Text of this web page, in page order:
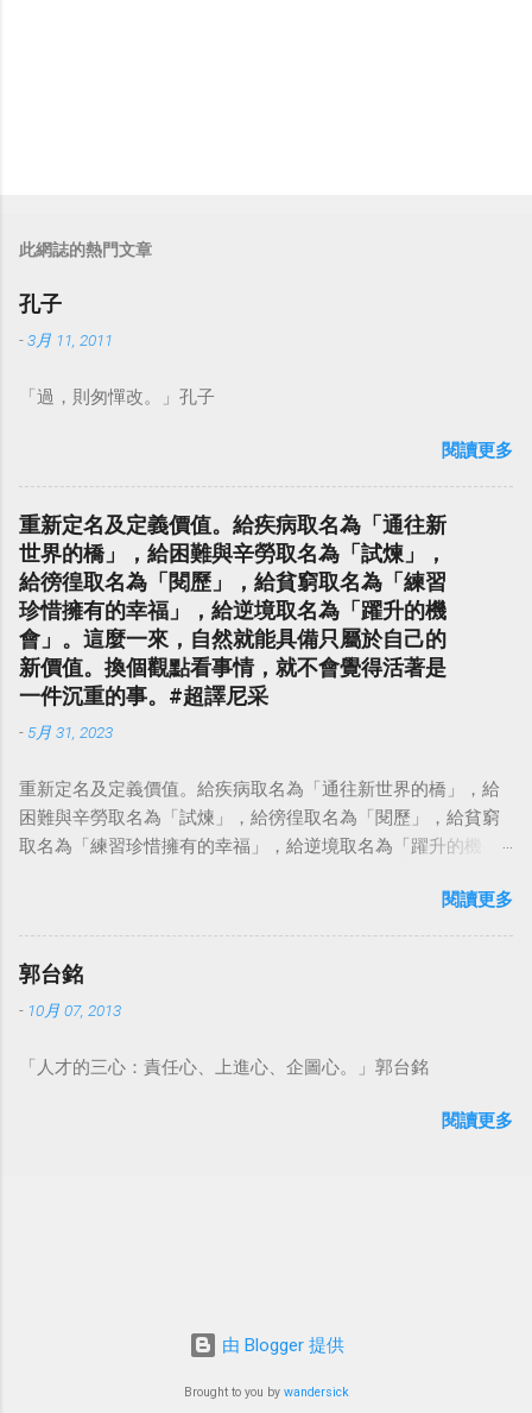
此網誌的熱門文章
孔子
-3月 11, 2011
「過，則匆憚改。」孔子
閱讀更多
重新定名及定義價值。給疾病取名為「通往新
世界的橋」，給困難與辛勞取名為「試煉」，
給徬徨取名為「閱歷」，給貧窮取名為「練習
珍惜擁有的幸福」，給逆境取名為「躍升的機
會」。這麼一來，自然就能具備只屬於自己的
新價值。換個觀點看事情，就不會覺得活著是
一件沉重的事。#超譯尼采
- 5月 31, 2023
重新定名及定義價值。給疾病取名為「通往新世界的橋」，給
困難與辛勞取名為「試煉」，給徬徨取名為「閱歷」，給貧窮
取名為「練習珍惜擁有的幸福」，給逆境取名為「躍升的機
點看事情，就不會覺得活著是一件沉重的事。#超譯尼采 — 中
華名言 - Chinese Quotes (@chinese_quotes) May 23, 2023
閱讀更多
郭台銘
- 10月 07, 2013
「人才的三心：責任心、上進心、企圖心。」郭台銘
閱讀更多
由 Blogger 提供
Brought to you by wandersick